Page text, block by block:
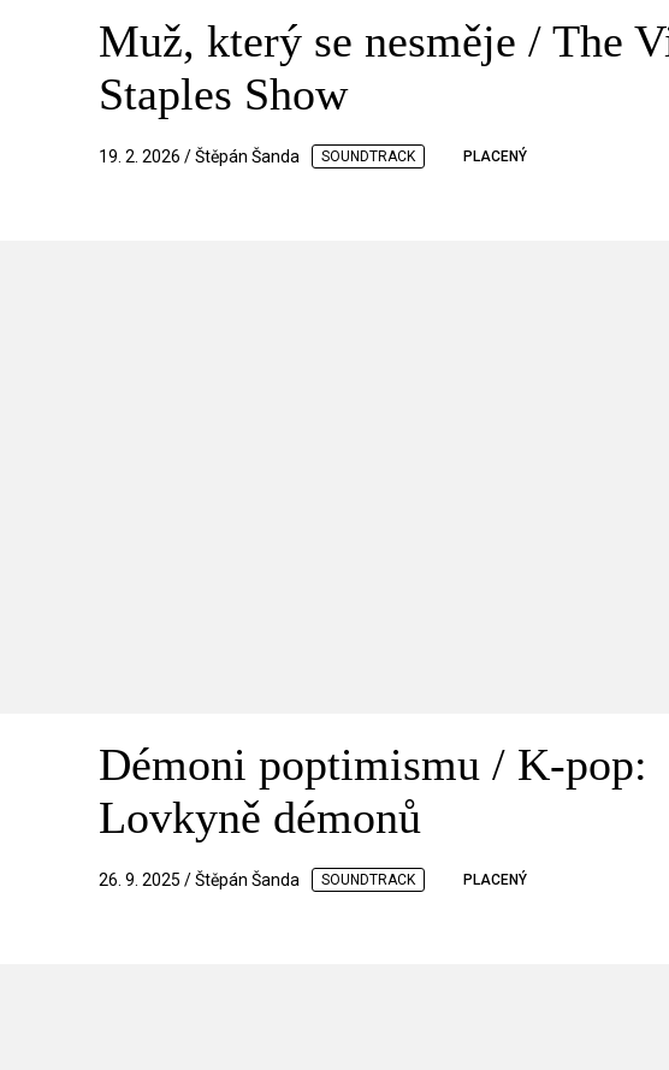
Muž, který se nesměje / The
Staples Show
19. 2. 2026 / Štěpán Šanda SOUNDTRACK PLACENÝ
Démoni poptimismu / K-pop:
Lovkyně démonů
26. 9. 2025 / Štěpán Šanda SOUNDTRACK PLACENÝ